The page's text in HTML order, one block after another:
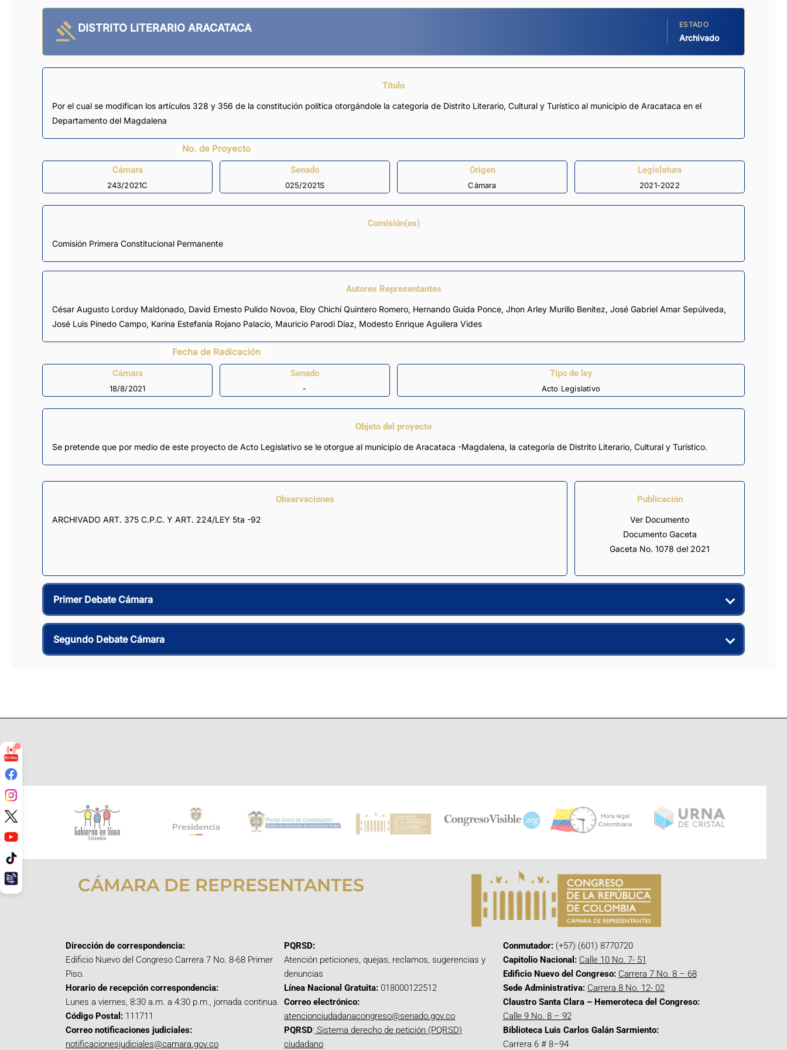
DISTRITO LITERARIO ARACATACA ESTADO
Archivado
Título
Por el cual se modifican los artículos 328 y 356 de la constitución política otorgándole la categoría de Distrito Literario, Cultural y Turístico al municipio de Aracataca en el
Departamento del Magdalena
No. de Proyecto
Cámara
243/2021C
Senado
025/2021S
Origen
Cámara
Legislatura
2021-2022
Comisión(es)
Comisión Primera Constitucional Permanente
Autores Representantes
César Augusto Lorduy Maldonado, David Ernesto Pulido Novoa, Eloy Chichí Quintero Romero, Hernando Guida Ponce, Jhon Arley Murillo Benítez, José Gabriel Amar Sepúlveda,
José Luis Pinedo Campo, Karina Estefanía Rojano Palacio, Mauricio Parodi Díaz, Modesto Enrique Aguilera Vides
Fecha de Radicación
Cámara
18/8/2021
Senado
-
Tipo de ley
Acto Legislativo
Objeto del proyecto
Se pretende que por medio de este proyecto de Acto Legislativo se le otorgue al municipio de Aracataca -Magdalena, la categoría de Distrito Literario, Cultural y Turístico.
Observaciones
ARCHIVADO ART. 375 C.P.C. Y ART. 224/LEY 5ta -92
Publicación
Ver Documento
Documento Gaceta
Gaceta No. 1078 del 2021
Primer Debate Cámara
Segundo Debate Cámara
CÁMARA DE REPRESENTANTES
Dirección de correspondencia:
Edificio Nuevo del Congreso Carrera 7 No. 8-68 Primer
Piso.
Horario de recepción correspondencia:
Lunes a viernes, 8:30 a.m. a 4:30 p.m., jornada continua.
Código Postal: 111711
Correo notificaciones judiciales:
notificacionesjudiciales@camara.gov.co
PQRSD:
Atención peticiones, quejas, reclamos, sugerencias y
denuncias
Línea Nacional Gratuita: 018000122512
Correo electrónico:
atencionciudadanacongreso@senado.gov.co
PQRSD: Sistema derecho de petición (PQRSD)
ciudadano
Conmutador:(+57) (601) 8770720
Capitolio Nacional: Calle 10 No. 7- 51
Edificio Nuevo del Congreso: Carrera 7 No. 8 – 68
Sede Administrativa: Carrera 8 No. 12- 02
Claustro Santa Clara – Hemeroteca del Congreso:
Calle 9 No. 8 – 92
Biblioteca Luis Carlos Galán Sarmiento:
Carrera 6 # 8–94